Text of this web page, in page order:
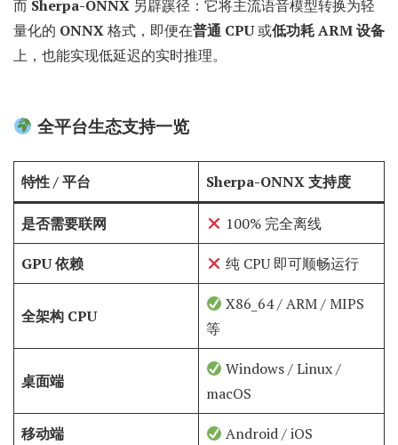
而 Sherpa-ONNX 另辟蹊径：它将主流语音模型转换为轻
量化的 ONNX格式，即便在普通 CPU或低功耗 ARM 设备
上，也能实现低延迟的实时推理。
全平台生态支持一览
特性 / 平台 Sherpa-ONNX 支持度
是否需要联网 100% 完全离线
GPU 依赖 纯 CPU 即可顺畅运行
全架构 CPU
X86_64 / ARM / MIPS
等
桌面端
Windows / Linux /
macOS
移动端 Android / iOS